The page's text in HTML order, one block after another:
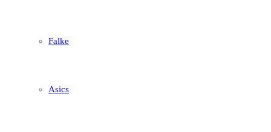
Falke
Asics